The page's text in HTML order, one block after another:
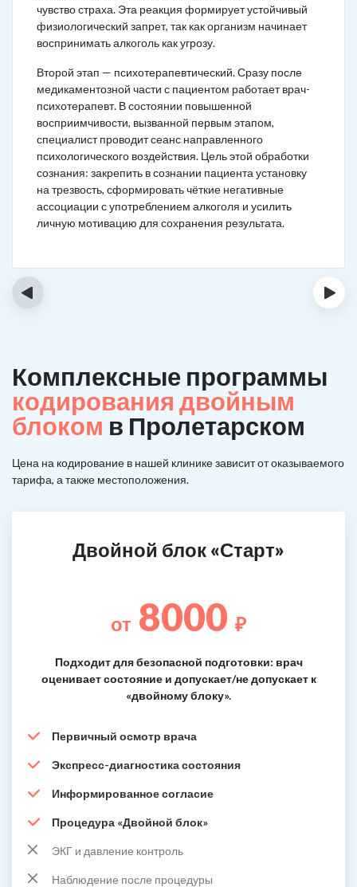
чувство страха. Эта реакция формирует устойчивый
физиологический запрет, так как организм начинает
воспринимать алкоголь как угрозу.
Второй этап — психотерапевтический. Сразу после
медикаментозной части с пациентом работает врач-
психотерапевт. В состоянии повышенной
восприимчивости, вызванной первым этапом,
специалист проводит сеанс направленного
психологического воздействия. Цель этой обработки
сознания: закрепить в сознании пациента установку
на трезвость, сформировать чёткие негативные
ассоциации с употреблением алкоголя и усилить
личную мотивацию для сохранения результата.
‹ ›
Комплексные программы
кодирования двойным
блоком в Пролетарском
Цена на кодирование в нашей клинике зависит от оказываемого
тарифа, а также местоположения.
Двойной блок «Старт»
от 8000 ₽
Подходит для безопасной подготовки: врач
оценивает состояние и допускает/не допускает к
«двойному блоку».
Первичный осмотр врача
Экспресс-диагностика состояния
Информированное согласие
Процедура «Двойной блок»
ЭКГ и давление контроль
Наблюдение после процедуры